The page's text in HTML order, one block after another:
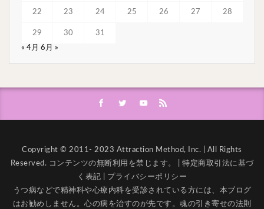
22 23 24 25 26 27 28
29 30
31
« 4月 6月 »
Copyright © 2011- 2023 Attraction Method, Inc. | All Rights
Reserved. コンテンツの無断利用を禁じます。 | 特定商取引法に基づ
く表記
プライバシーポリシー
うつ病などで精神科や心療内科を受診されている方には、本ブログ
はお勧めしません。心の病を治すのが先です。 魂の引き寄せの法則